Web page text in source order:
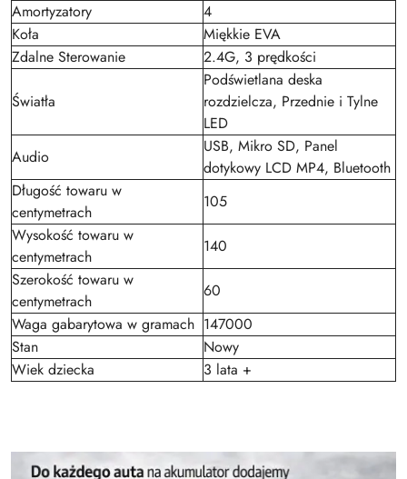
Amortyzatory
4
Koła
Miękkie EVA
Zdalne Sterowanie
2.4G, 3 prędkości
Światła
Podświetlana deska
rozdzielcza, Przednie i Tylne
LED
Audio
USB, Mikro SD, Panel
dotykowy LCD MP4, Bluetooth
Długość towaru w
centymetrach
105
Wysokość towaru w
centymetrach
140
Szerokość towaru w
centymetrach
60
Waga gabarytowa w gramach 147000
Stan
Nowy
Wiek dziecka
3 lata +